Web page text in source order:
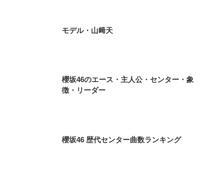
モデル・山﨑天
櫻坂46のエース・主人公・センター・象
徴・リーダー
櫻坂46 歴代センター曲数ランキング